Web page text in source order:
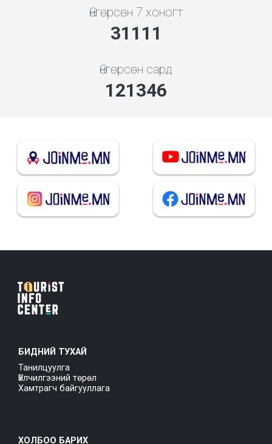
Өнгөрсөн 7 хоногт
34700
Өнгөрсөн сард
135348
БИДНИЙ ТУХАЙ
Танилцуулга
Үйлчилгээний төрөл
Хамтрагч байгууллага
ХОЛБОО БАРИХ